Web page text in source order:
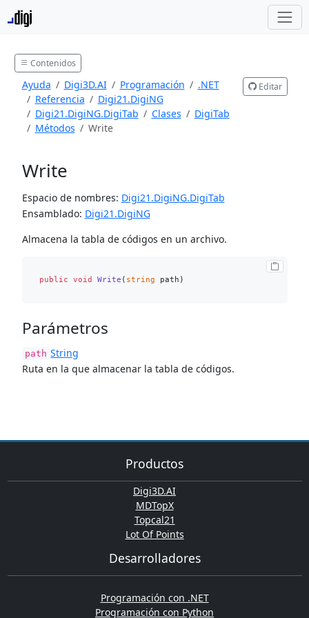
Contenidos
Ayuda Digi3D.AI Programación
.NET
Referencia
Digi21.DigiNG
Digi21.DigiNG.DigiTab
Clases
DigiTab
Métodos
Write
Editar
Write
Espacio de nombres: Digi21.DigiNG.DigiTab
Ensamblado: Digi21.DigiNG
Almacena la tabla de códigos en un archivo.
public void Write ( string path
Parámetros
path String
Ruta en la que almacenar la tabla de códigos.
Productos
Digi3D.AI
MDTopX
Topcal21
Lot Of Points
Desarrolladores
Programación con .NET
Programación con Python